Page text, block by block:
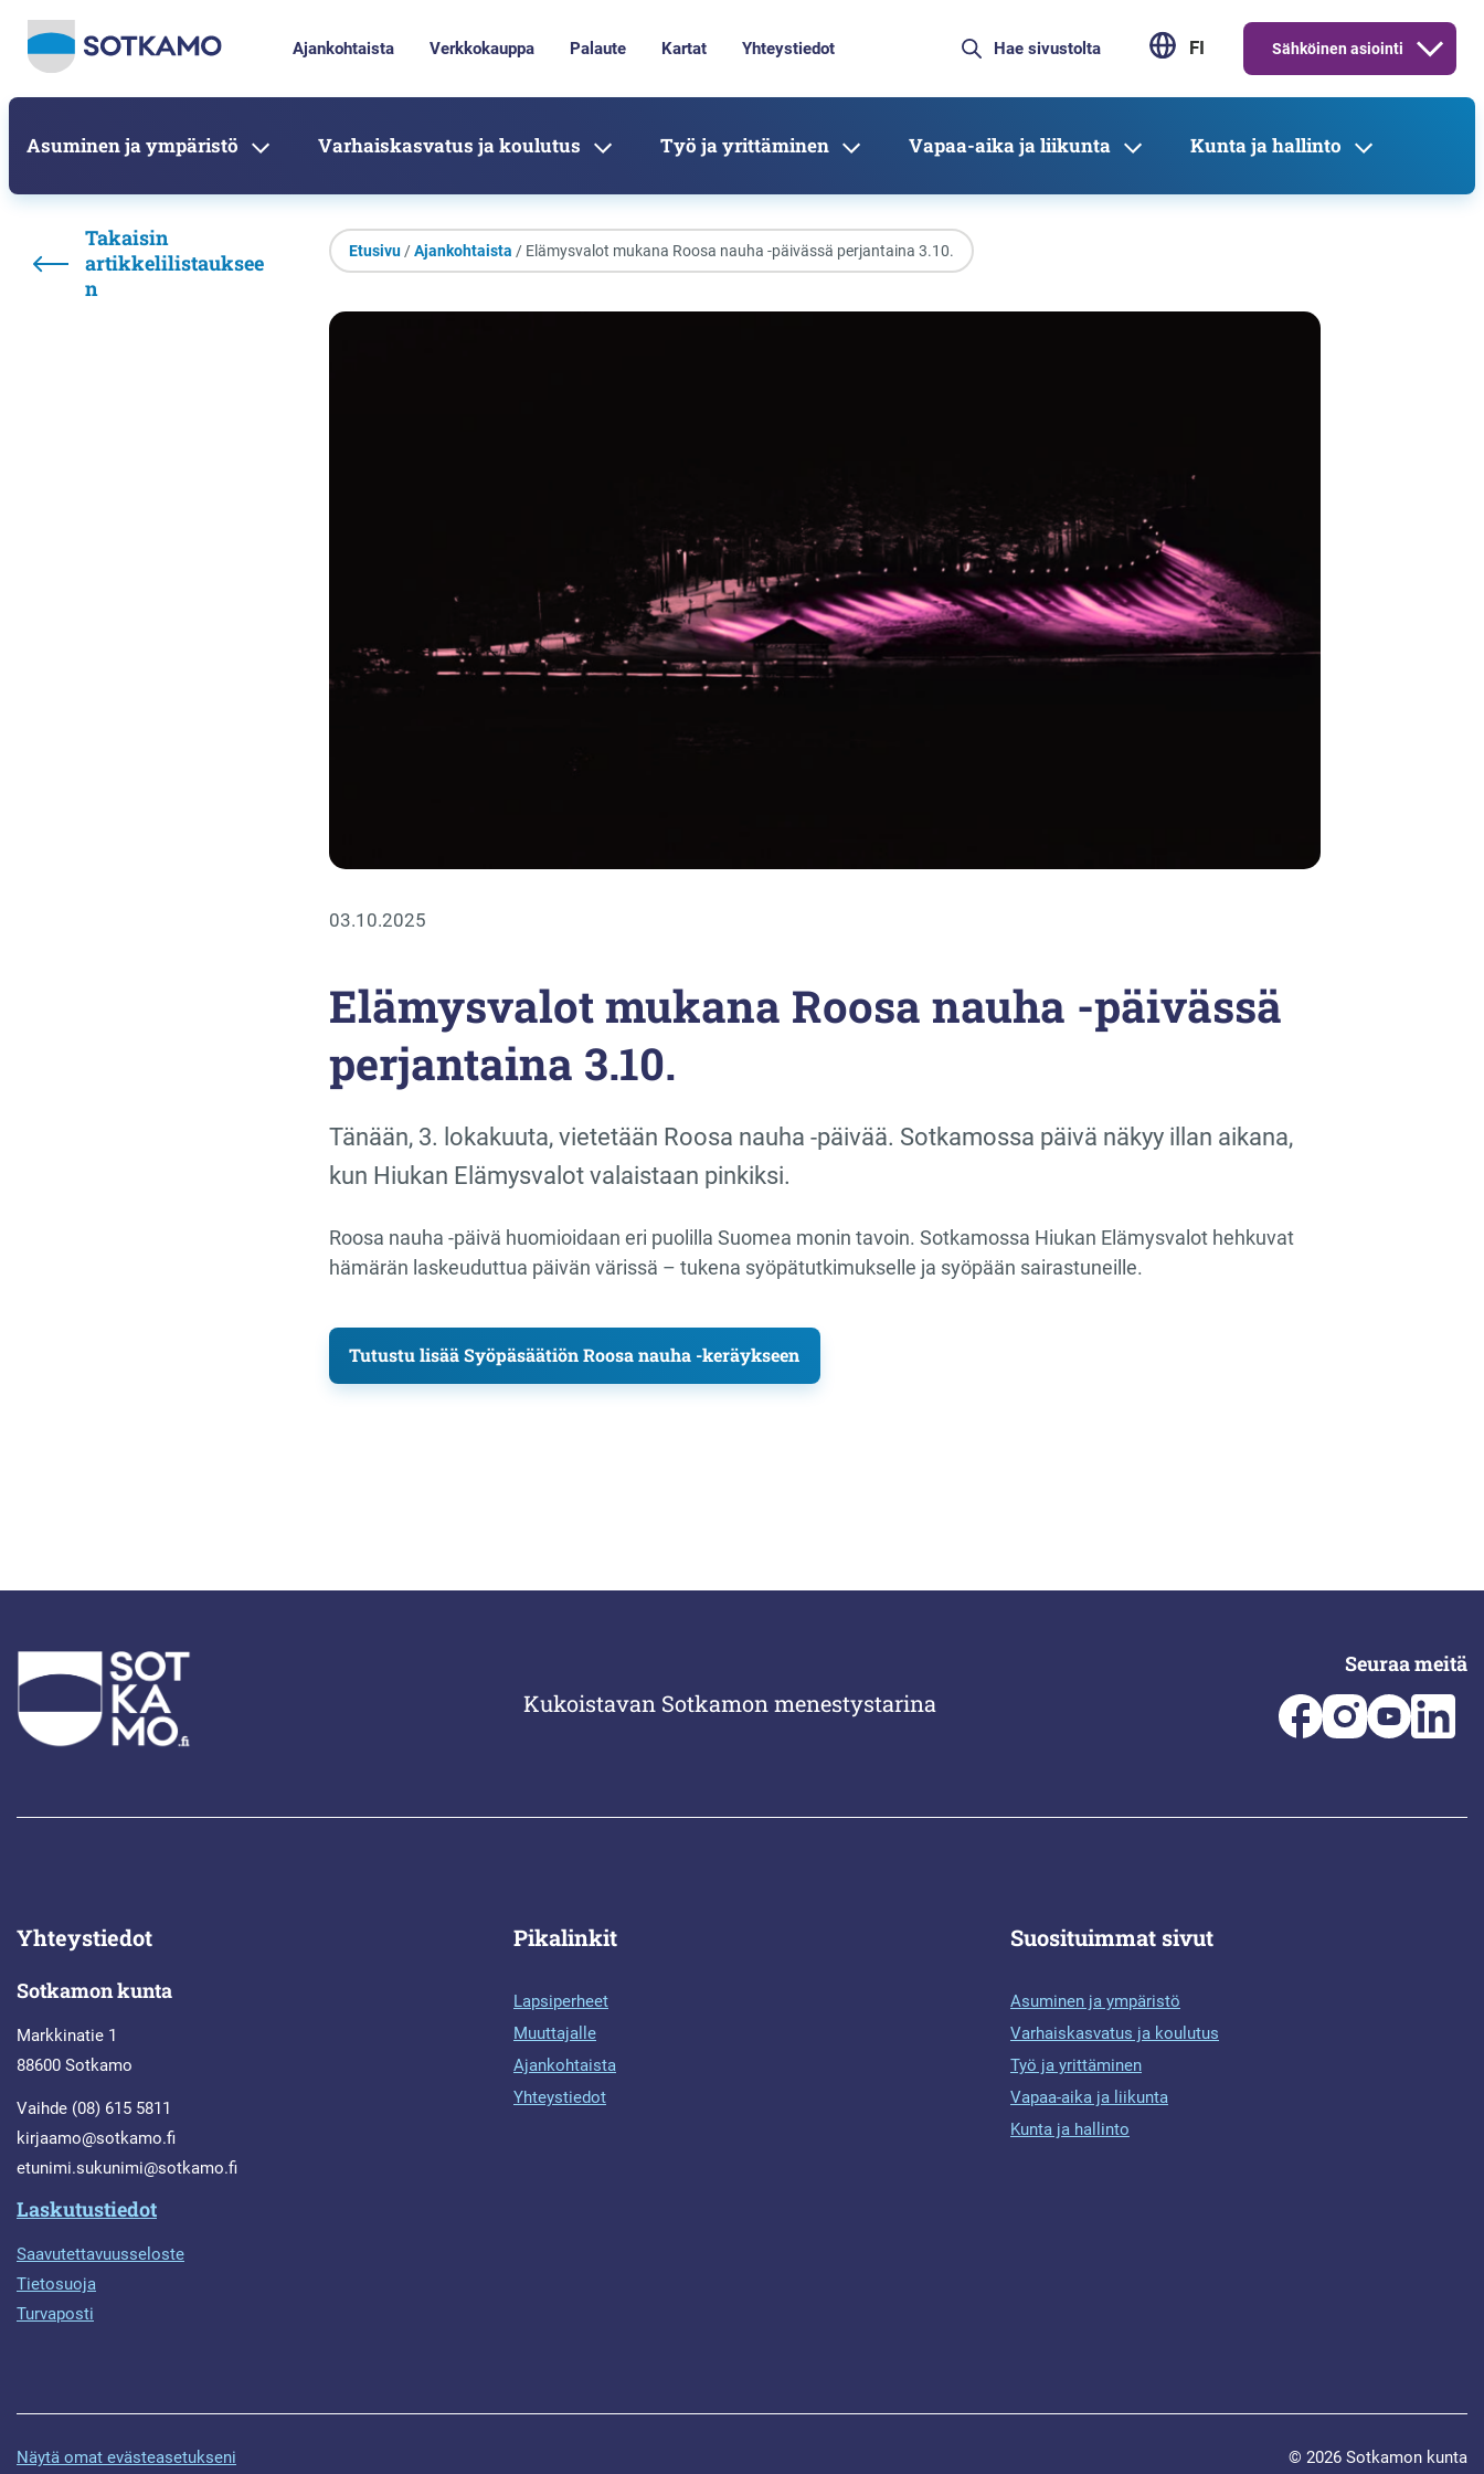
Ajankohtaista Verkkokauppa Palaute Kartat Yhteystiedot FI Sähköinen asiointi
Asuminen ja ympäristö Varhaiskasvatus ja koulutus Työ ja yrittäminen Vapaa-aika ja liikunta Kunta ja hallinto
Takaisin
artikkelilistauksee
n
Etusivu/Ajankohtaista / Elämysvalot mukana Roosa nauha -päivässä perjantaina 3.10.
03.10.2025
Elämysvalot mukana Roosa nauha -päivässä
perjantaina 3.10.
Tänään, 3. lokakuuta, vietetään Roosa nauha -päivää. Sotkamossa päivä näkyy illan aikana,
kun Hiukan Elämysvalot valaistaan pinkiksi.
Roosa nauha -päivä huomioidaan eri puolilla Suomea monin tavoin. Sotkamossa Hiukan Elämysvalot hehkuvat
hämärän laskeuduttua päivän värissä – tukena syöpätutkimukselle ja syöpään sairastuneille.
Tutustu lisää Syöpäsäätiön Roosa nauha -keräykseen
Kukoistavan Sotkamon menestystarina
Seuraa meitä
Yhteystiedot
Sotkamon kunta
Markkinatie 1
88600 Sotkamo
Vaihde (08) 615 5811
kirjaamo@sotkamo.fi
etunimi.sukunimi@sotkamo.fi
Laskutustiedot
Saavutettavuusseloste
Tietosuoja
Turvaposti
Pikalinkit
Lapsiperheet
Muuttajalle
Ajankohtaista
Yhteystiedot
Suosituimmat sivut
Asuminen ja ympäristö
Varhaiskasvatus ja koulutus
Työ ja yrittäminen
Vapaa-aika ja liikunta
Kunta ja hallinto
Näytä omat evästeasetukseni © 2026 Sotkamon kunta